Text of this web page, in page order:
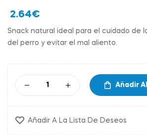
2.64€
Snack natural ideal para el cuidado de
del perro y evitar el mal aliento.
Añadir
Añadir A La Lista De Deseos